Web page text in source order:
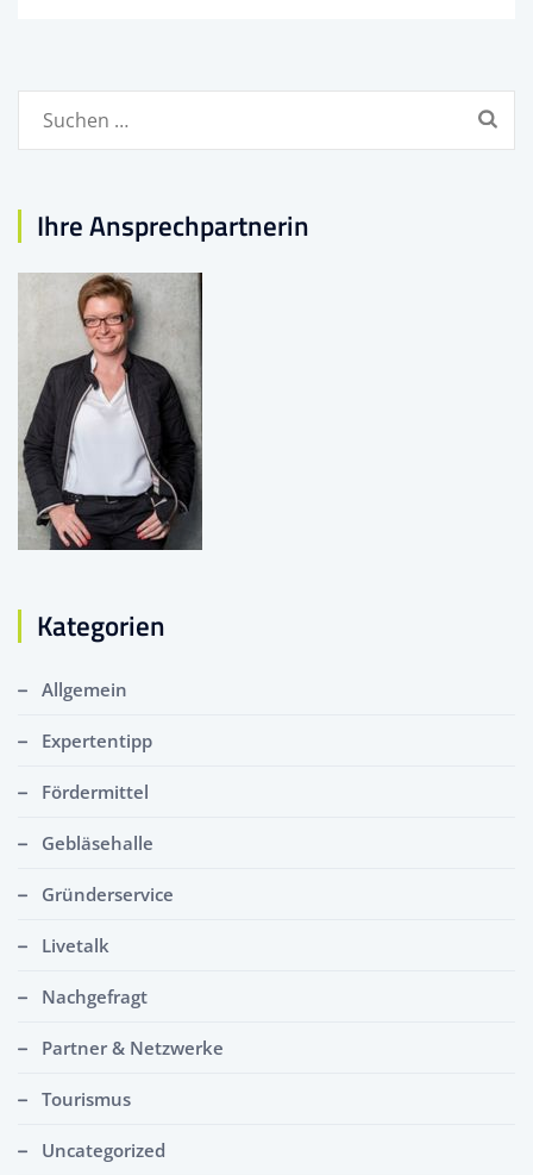
Suchen
Ihre Ansprechpartnerin
Kategorien
Allgemein
Expertentipp
Fördermittel
Gebläsehalle
Gründerservice
Livetalk
Nachgefragt
Partner & Netzwerke
Tourismus
Uncategorized